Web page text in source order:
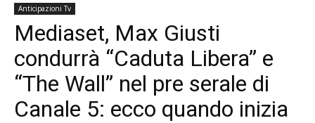
Anticipazioni Tv
Mediaset, Max Giusti
condurrà “Caduta Libera” e
“The Wall” nel pre serale di
Canale 5: ecco quando inizia